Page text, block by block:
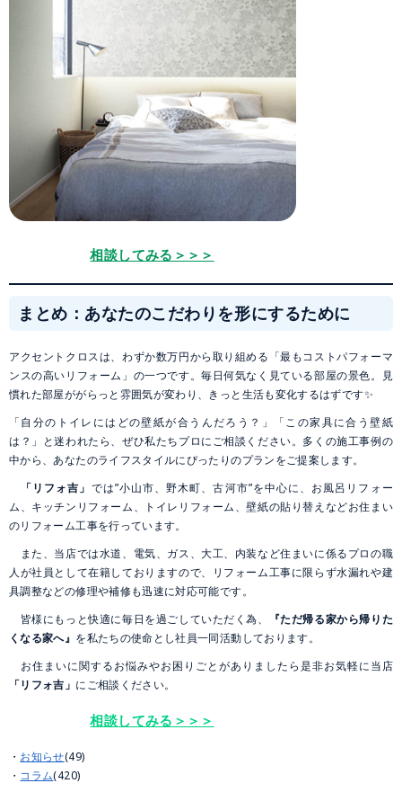
相談してみる＞＞＞
まとめ：あなたのこだわりを形にするために
アクセントクロスは、わずか数万円から取り組める「最もコストパフォーマ
ンスの高いリフォーム」の一つです。毎日何気なく見ている部屋の景色。見
慣れた部屋ががらっと雰囲気が変わり、きっと生活も変化するはずです✨
「自分のトイレにはどの壁紙が合うんだろう？」「この家具に合う壁紙
は？」と迷われたら、ぜひ私たちプロにご相談ください。多くの施工事例の
中から、あなたのライフスタイルにぴったりのプランをご提案します。
「リフォ吉」 では”小山市、野木町、古河市”を中心に、お風呂リフォー
ム、キッチンリフォーム、トイレリフォーム、壁紙の貼り替えなどお住まい
のリフォーム工事を行っています。
また、当店では水道、電気、ガス、大工、内装など住まいに係るプロの職
人が社員として在籍しておりますので、リフォーム工事に限らず水漏れや建
具調整などの修理や補修も迅速に対応可能です。
皆様にもっと快適に毎日を過ごしていただく為、
『ただ帰る家から帰りた
くなる家へ』 を私たちの使命とし社員一同活動しております。
お住まいに関するお悩みやお困りごとがありましたら是非お気軽に当店
「リフォ吉」 にご相談ください。
相談してみる＞＞＞
お知らせ(49)
コラム(420)